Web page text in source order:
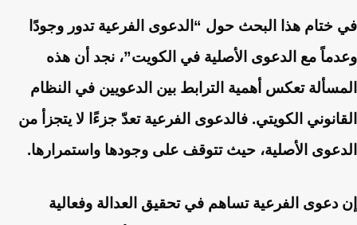
في ختام هذا البحث حول “الدعوى الفرعية تدور وجودًا
وعدماً مع الدعوى الأصلية في الكويت”، نجد أن هذه
المسألة تعكس أهمية الترابط بين الدعويين في النظام
القانوني الكويتي. فالدعوى الفرعية تعدّ جزءًا لا يتجزأ من
الدعوى الأصلية، حيث تتوقف على وجودها واستمرارها.
إن دعوى الفرعية تساهم في تحقيق العدالة وفعالية